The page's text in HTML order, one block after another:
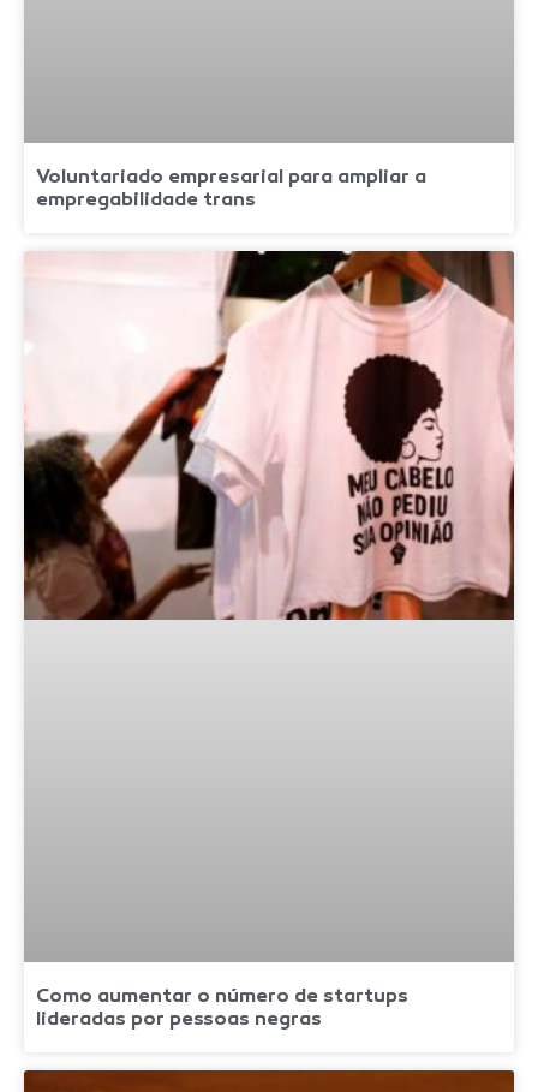
Voluntariado empresarial para ampliar a
empregabilidade trans
Como aumentar o número de startups
lideradas por pessoas negras